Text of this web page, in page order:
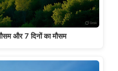
और 7 दिनों का मौसम